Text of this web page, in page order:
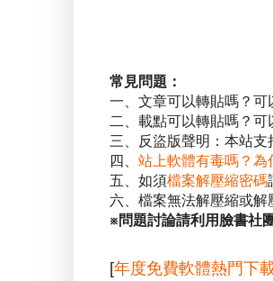
常見問題：
一、文章可以轉貼嗎？可
二、載點可以轉貼嗎？可
三、反盜版聲明：本站支
四、 站上軟體有毒嗎？為
五、如須檔案解壓縮密碼
六、檔案無法解壓縮或解
※問題討論請利用臉書社
[年度免費軟體熱門下